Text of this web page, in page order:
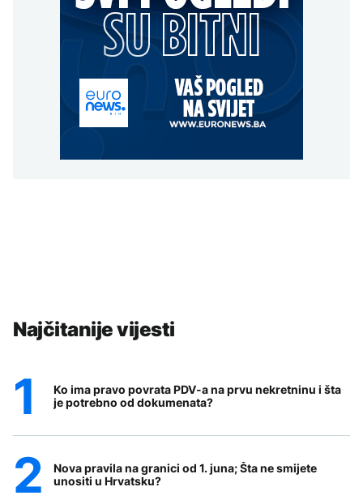
Najčitanije vijesti
Ko ima pravo povrata PDV-a na prvu nekretninu i šta
je potrebno od dokumenata?
Nova pravila na granici od 1. juna; Šta ne smijete
unositi u Hrvatsku?